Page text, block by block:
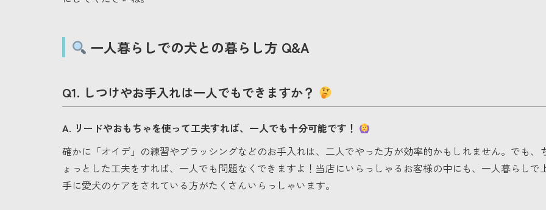
一人暮らしでの犬との暮らし方 Q&A
Q1. しつけやお手入れは一人でもできますか？
A. リードやおもちゃを使って工夫すれば、一人でも十分可能です！
確かに「オイデ」の練習やブラッシングなどのお手入れは、二人でやった方が効率的かもしれません。でも、
ょっとした工夫をすれば、一人でも問題なくできますよ！当店にいらっしゃるお客様の中にも、一人暮らしで
手に愛犬のケアをされている方がたくさんいらっしゃいます。